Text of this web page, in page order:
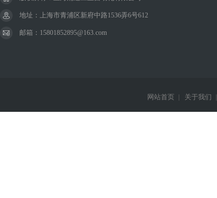
地址：上海市青浦区新府中路1536弄6号612
邮箱：15801852895@163.com
网站首页 关于我们